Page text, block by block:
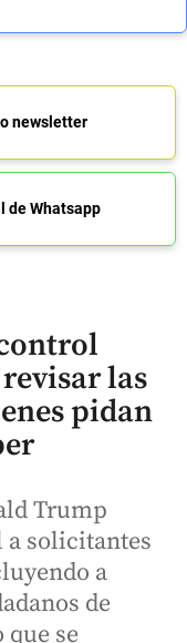
newsletter
de Whatsapp
las
pidan
Trump
solicitantes
a
de
se